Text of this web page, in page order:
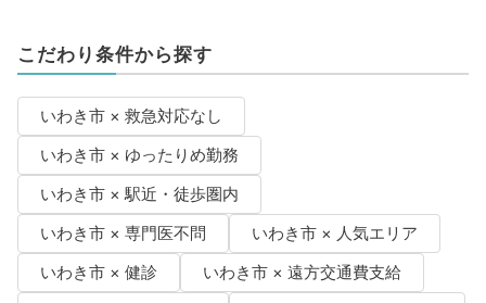
こだわり条件から探す
いわき市 × 救急対応なし
いわき市 × ゆったりめ勤務
いわき市 × 駅近・徒歩圏内
いわき市 × 専門医不問
いわき市 × 人気エリア
いわき市 × 健診
いわき市 × 遠方交通費支給